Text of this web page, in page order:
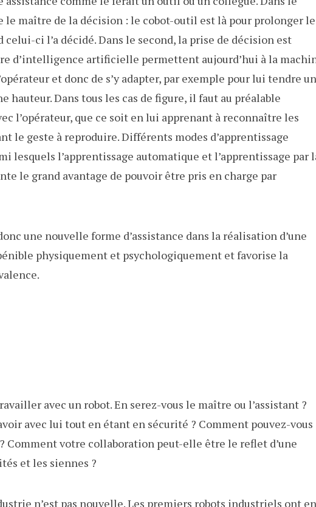
le maître de la décision : le cobot-outil est là pour prolonger le
ci l’a décidé. Dans le second, la prise de décision est
d’intelligence artificielle permettent aujourd’hui à la
et donc de s’y adapter, par exemple pour lui tendre un
hauteur. Dans tous les cas de figure, il faut au préalable
l’opérateur, que ce soit en lui apprenant à reconnaître les
le geste à reproduire. Différents modes d’apprentissage
lesquels l’apprentissage automatique et l’apprentissage par
le grand avantage de pouvoir être pris en charge par
une nouvelle forme d’assistance dans la réalisation d’une
physiquement et psychologiquement et favorise la
avec un robot. En serez-vous le maître ou l’assistant ?
avec lui tout en étant en sécurité ? Comment pouvez-vous
Comment votre collaboration peut-elle être le reflet d’une
et les siennes ?
n’est pas nouvelle. Les premiers robots industriels ont en